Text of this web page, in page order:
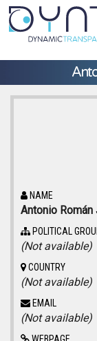
NAME
Antonio Román
POLITICAL
(Not available)
COUNTRY
(Not available)
EMAIL
(Not available)
WEBPAGE